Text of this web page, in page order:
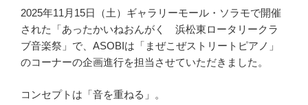
2025年11月15日（土）ギャラリーモール・ソラモで開催
された「あったかいねおんがく 浜松東ロータリークラ
ブ音楽祭」で、ASOBIは「まぜこぜストリートピアノ」
のコーナーの企画進行を担当させていただきました。
コンセプトは「音を重ねる」。